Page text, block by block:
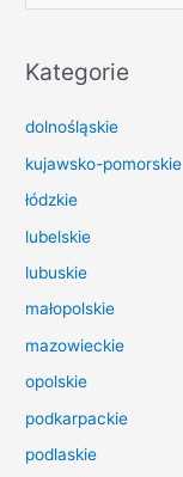
k
j
d
l
Kategorie
dolnośląskie
kujawsko-pomorskie
łódzkie
lubelskie
lubuskie
małopolskie
mazowieckie
opolskie
podkarpackie
podlaskie